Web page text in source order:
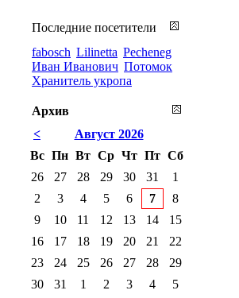
Последние посетители
fabosch Lilinetta Pecheneg
Иван Иванович Потомок
Хранитель укропа
Архив
<
Август 2026
Вс Пн Вт Ср Чт Пт Сб
26
27 28 29 30 31
1
2
3 4 5 6 7
8
9
10 11 12 13 14
15
16
17 18 19 20 21
22
23
24 25 26 27 28
29
30
31 1 2 3 4 5